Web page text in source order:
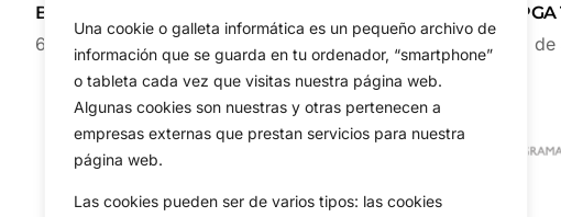
Una cookie o galleta informática es un pequeño archivo de
información que se guarda en tu ordenador, “smartphone”
o tableta cada vez que visitas nuestra página web.
Algunas cookies son nuestras y otras pertenecen a
empresas externas que prestan servicios para nuestra
página web.
Las cookies pueden ser de varios tipos: las cookies
Bryson DeChambeau sigan en el circuito
6 de agosto de 2026 5